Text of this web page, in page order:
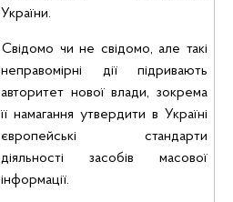
України.
Свідомо чи не свідомо, але такі
неправомірні дії підривають
авторитет нової влади, зокрема
її намагання утвердити в Україні
європейські стандарти
діяльності засобів масової
інформації.